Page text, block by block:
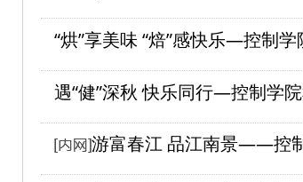
“烘”享美味 “焙”感快乐—控制
遇“健”深秋 快乐同行—控制学
游富春江 品江南景——控制学